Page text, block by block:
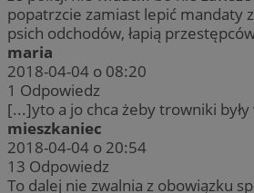
popatrzcie zamiast lepić mandaty
psich odchodów, łapią
maria
2018-04-04 o 08:20
1 Odpowiedz
[...]yto a jo chca żeby trowniki
mieszkaniec
2018-04-04 o 20:54
13 Odpowiedz
To dalej nie zwalnia z obowiązku